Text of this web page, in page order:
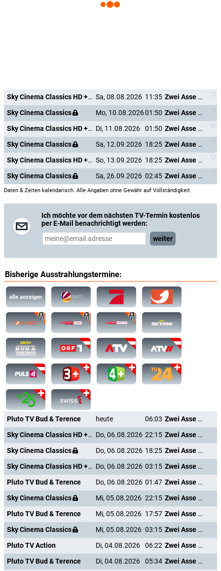
Sky Cinema Classics HD +24 Sa, 08.08.2026 11:35
Zwei Asse trumpfen auf
Sky Cinema Classics
Mo, 10.08.202601:50
Zwei Asse trumpfen auf
Sky Cinema Classics HD +24 Di, 11.08.2026 01:50
Zwei Asse trumpfen auf
Sky Cinema Classics
Sa, 12.09.2026 18:25
Zwei Asse trumpfen auf
Sky Cinema Classics HD +24 So, 13.09.2026 18:25
Zwei Asse trumpfen auf
Sky Cinema Classics
Sa, 26.09.2026 02:45 Zwei Asse trumpfen auf
Daten & Zeiten kalendarisch. Alle Angaben ohne Gewähr auf Vollständigkeit.
Ich möchte vor dem nächsten TV-Termin kostenlos
per E-Mail benachrichtigt werden:
weiter
Bisherige Ausstrahlungstermine:
alle anzeigen
Pluto TV Bud & Terence heute 06:03
Zwei Asse trumpfen auf
Sky Cinema Classics HD +24 Do, 06.08.2026 22:15
Zwei Asse trumpfen auf
Sky Cinema Classics
Do, 06.08.2026 18:25
Zwei Asse trumpfen auf
Sky Cinema Classics HD +24 Do, 06.08.2026 03:15
Zwei Asse trumpfen auf
Pluto TV Bud & Terence
Do, 06.08.2026 01:47
Zwei Asse trumpfen auf
Sky Cinema Classics
Mi, 05.08.2026 22:15
Zwei Asse trumpfen auf
Pluto TV Bud & Terence
Mi, 05.08.2026 17:57
Zwei Asse trumpfen auf
Sky Cinema Classics
Mi, 05.08.2026 03:15
Zwei Asse trumpfen auf
Pluto TV Action
Di, 04.08.2026 06:22
Zwei Asse trumpfen auf
Pluto TV Bud & Terence
Di, 04.08.2026 05:34
Zwei Asse trumpfen auf